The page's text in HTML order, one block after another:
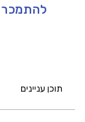
להתמכר
תוכן עניינים